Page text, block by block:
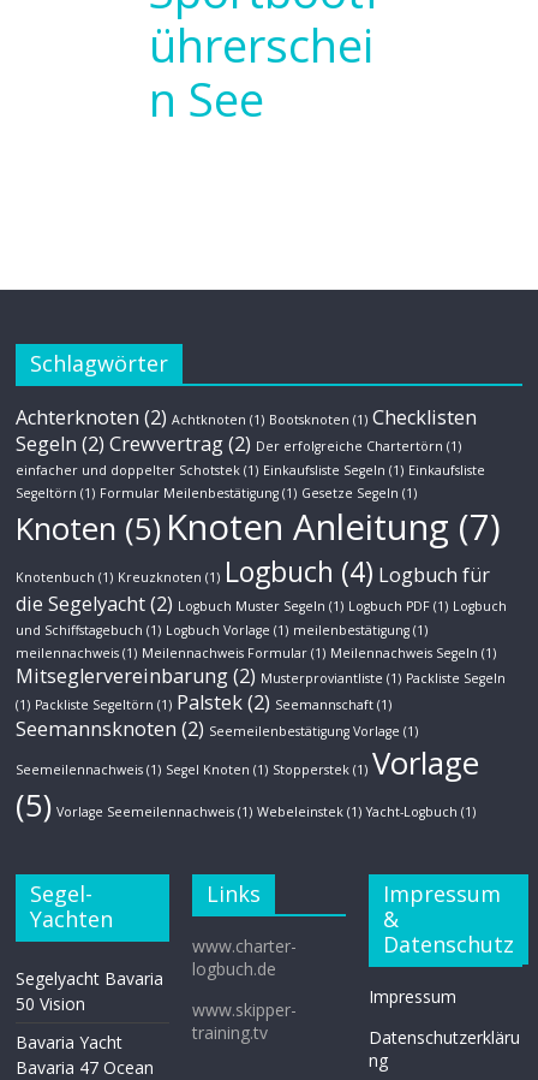
Schlagwörter
Achterknoten (2) Achtknoten (1) Bootsknoten (1) Checklisten
Segeln (2) Crewvertrag(2) Der erfolgreiche Chartertörn (1)
einfacher und doppelter Schotstek (1) Einkaufsliste Segeln (1) Einkaufsliste
Segeltörn (1) Formular Meilenbestätigung (1) Gesetze Segeln (1)
Knoten (5) Knoten Anleitung (7)
Knotenbuch (1) Kreuzknoten (1) Logbuch (4) Logbuch für
die Segelyacht(2) Logbuch Muster Segeln (1) Logbuch PDF (1) Logbuch
und Schiffstagebuch (1) Logbuch Vorlage (1) meilenbestätigung (1)
meilennachweis (1) Meilennachweis Formular (1) Meilennachweis Segeln (1)
Mitseglervereinbarung(2) Musterproviantliste (1) Packliste Segeln
(1) Packliste Segeltörn (1) Palstek(2) Seemannschaft (1)
Seemannsknoten (2) Seemeilenbestätigung Vorlage (1)
Seemeilennachweis (1) Segel Knoten (1) Stopperstek (1) Vorlage
(5) Vorlage Seemeilennachweis (1) Webeleinstek (1) Yacht-Logbuch (1)
Segel-
Yachten
Segelyacht Bavaria
50 Vision
Bavaria Yacht
Bavaria 47 Ocean
Links
www.charter-
logbuch.de
www.skipper-
training.tv
Impressum
&
Datenschutz
Impressum
Datenschutzerkläru
ng